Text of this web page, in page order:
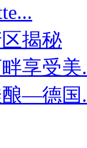
揭秘
享受美
酿—德国